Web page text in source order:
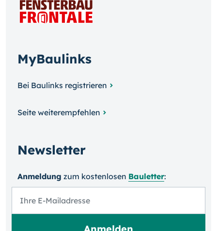
MyBaulinks
Bei Baulinks registrieren
Seite weiterempfehlen
Newsletter
Anmeldung zum kosten­losen Bauletter: